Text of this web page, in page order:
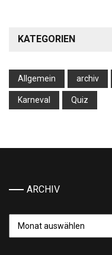
KATEGORIEN
Allgemein archiv
Karneval Quiz
ARCHIV